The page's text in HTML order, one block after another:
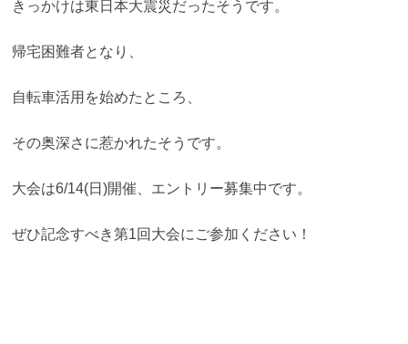
きっかけは東日本大震災だったそうです。
帰宅困難者となり、
自転車活用を始めたところ、
その奥深さに惹かれたそうです。
大会は6/14(日)開催、エントリー募集中です。
ぜひ記念すべき第1回大会にご参加ください！